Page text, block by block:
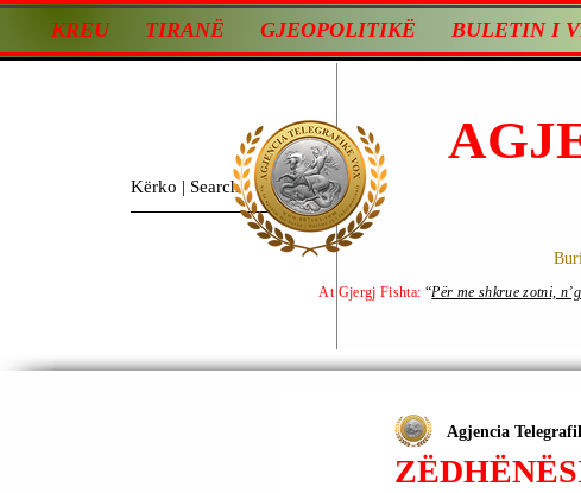
KREU TIRANË GJEOPOLITIKË BULETIN I
At Gjergj Fishta: “Për me shkrue zotni,
Agjencia